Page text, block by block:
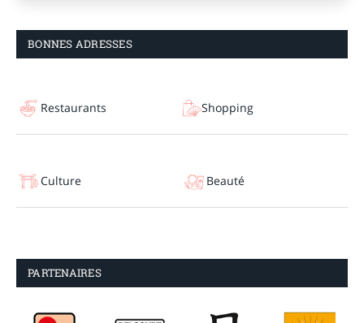
BONNES ADRESSES
Restaurants Shopping
Culture Beauté
PARTENAIRES